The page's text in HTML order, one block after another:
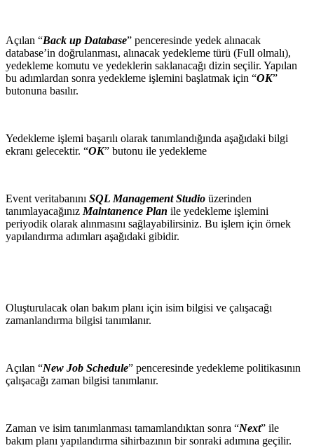
Açılan “Back up Database” penceresinde yedek alınacak
database’in doğrulanması, alınacak yedekleme türü (Full olmalı),
yedekleme komutu ve yedeklerin saklanacağı dizin seçilir. Yapılan
bu adımlardan sonra yedekleme işlemini başlatmak için “OK”
butonuna basılır.
Yedekleme işlemi başarılı olarak tanımlandığında aşağıdaki bilgi
ekranı gelecektir. “OK” butonu ile yedekleme
Event veritabanını SQL Management Studio üzerinden
tanımlayacağınızMaintanence Plan ile yedekleme işlemini
periyodik olarak alınmasını sağlayabilirsiniz. Bu işlem için örnek
yapılandırma adımları aşağıdaki gibidir.
Oluşturulacak olan bakım planı için isim bilgisi ve çalışacağı
zamanlandırma bilgisi tanımlanır.
Açılan “New Job Schedule” penceresinde yedekleme politikasının
çalışacağı zaman bilgisi tanımlanır.
Zaman ve isim tanımlanması tamamlandıktan sonra “Next” ile
bakım planı yapılandırma sihirbazının bir sonraki adımına geçilir.